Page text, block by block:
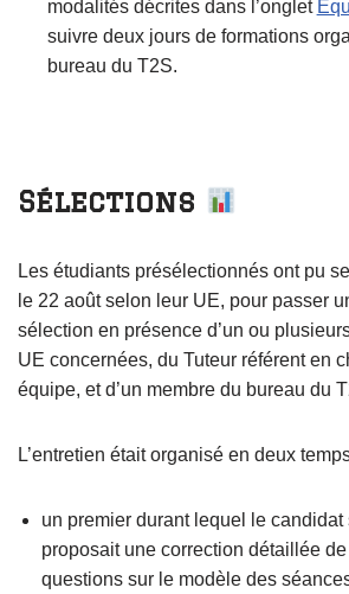
modalités décrites dans l’onglet
suivre deux jours de formations
bureau du T2S.
Sélections
Les étudiants présélectionnés ont pu
le 22 août selon leur UE, pour passer
sélection en présence d’un ou
UE concernées, du Tuteur référent en
équipe, et d’un membre du bureau du
L’entretien était organisé en deux
un premier durant lequel le candidat
proposait une correction détaillée
questions sur le modèle des